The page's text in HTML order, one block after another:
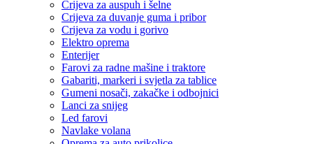
Crijeva za auspuh i šelne
Crijeva za duvanje guma i pribor
Crijeva za vodu i gorivo
Elektro oprema
Enterijer
Farovi za radne mašine i traktore
Gabariti, markeri i svjetla za tablice
Gumeni nosači, zakačke i odbojnici
Lanci za snijeg
Led farovi
Navlake volana